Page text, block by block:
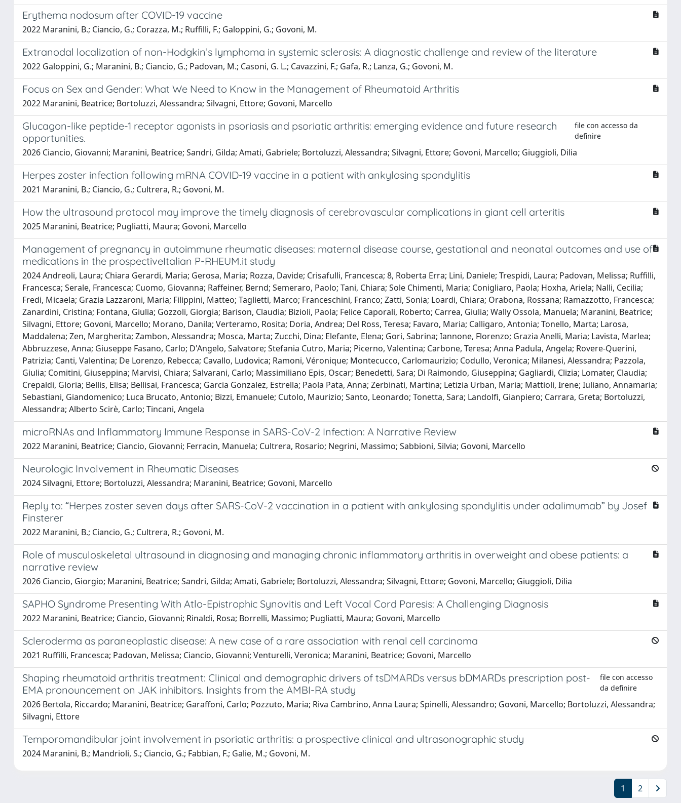
Erythema nodosum after COVID-19 vaccine
2022 Maranini, B.; Ciancio, G.; Corazza, M.; Ruffilli, F.; Galoppini, G.; Govoni, M.
Extranodal localization of non-Hodgkin’s lymphoma in systemic sclerosis: A diagnostic challenge and review of the literature
2022 Galoppini, G.; Maranini, B.; Ciancio, G.; Padovan, M.; Casoni, G. L.; Cavazzini, F.; Gafa, R.; Lanza, G.; Govoni, M.
Focus on Sex and Gender: What We Need to Know in the Management of Rheumatoid Arthritis
2022 Maranini, Beatrice; Bortoluzzi, Alessandra; Silvagni, Ettore; Govoni, Marcello
Glucagon-like peptide-1 receptor agonists in psoriasis and psoriatic arthritis: emerging evidence and future research
opportunities.
file con accesso da
definire
2026 Ciancio, Giovanni; Maranini, Beatrice; Sandri, Gilda; Amati, Gabriele; Bortoluzzi, Alessandra; Silvagni, Ettore; Govoni, Marcello; Giuggioli, Dilia
Herpes zoster infection following mRNA COVID-19 vaccine in a patient with ankylosing spondylitis
2021 Maranini, B.; Ciancio, G.; Cultrera, R.; Govoni, M.
How the ultrasound protocol may improve the timely diagnosis of cerebrovascular complications in giant cell arteritis
2025 Maranini, Beatrice; Pugliatti, Maura; Govoni, Marcello
Management of pregnancy in autoimmune rheumatic diseases: maternal disease course, gestational and neonatal outcomes and use of
medications in the prospectiveItalian P-RHEUM.it study
2024 Andreoli, Laura; Chiara Gerardi, Maria; Gerosa, Maria; Rozza, Davide; Crisafulli, Francesca; 8, Roberta Erra; Lini, Daniele; Trespidi, Laura; Padovan, Melissa; Ruffilli,
Francesca; Serale, Francesca; Cuomo, Giovanna; Raffeiner, Bernd; Semeraro, Paolo; Tani, Chiara; Sole Chimenti, Maria; Conigliaro, Paola; Hoxha, Ariela; Nalli, Cecilia;
Fredi, Micaela; Grazia Lazzaroni, Maria; Filippini, Matteo; Taglietti, Marco; Franceschini, Franco; Zatti, Sonia; Loardi, Chiara; Orabona, Rossana; Ramazzotto, Francesca;
Zanardini, Cristina; Fontana, Giulia; Gozzoli, Giorgia; Barison, Claudia; Bizioli, Paola; Felice Caporali, Roberto; Carrea, Giulia; Wally Ossola, Manuela; Maranini, Beatrice;
Silvagni, Ettore; Govoni, Marcello; Morano, Danila; Verteramo, Rosita; Doria, Andrea; Del Ross, Teresa; Favaro, Maria; Calligaro, Antonia; Tonello, Marta; Larosa,
Maddalena; Zen, Margherita; Zambon, Alessandra; Mosca, Marta; Zucchi, Dina; Elefante, Elena; Gori, Sabrina; Iannone, Florenzo; Grazia Anelli, Maria; Lavista, Marlea;
Abbruzzese, Anna; Giuseppe Fasano, Carlo; D'Angelo, Salvatore; Stefania Cutro, Maria; Picerno, Valentina; Carbone, Teresa; Anna Padula, Angela; Rovere-Querini,
Patrizia; Canti, Valentina; De Lorenzo, Rebecca; Cavallo, Ludovica; Ramoni, Véronique; Montecucco, Carlomaurizio; Codullo, Veronica; Milanesi, Alessandra; Pazzola,
Giulia; Comitini, Giuseppina; Marvisi, Chiara; Salvarani, Carlo; Massimiliano Epis, Oscar; Benedetti, Sara; Di Raimondo, Giuseppina; Gagliardi, Clizia; Lomater, Claudia;
Crepaldi, Gloria; Bellis, Elisa; Bellisai, Francesca; Garcia Gonzalez, Estrella; Paola Pata, Anna; Zerbinati, Martina; Letizia Urban, Maria; Mattioli, Irene; Iuliano, Annamaria;
Sebastiani, Giandomenico; Luca Brucato, Antonio; Bizzi, Emanuele; Cutolo, Maurizio; Santo, Leonardo; Tonetta, Sara; Landolfi, Gianpiero; Carrara, Greta; Bortoluzzi,
Alessandra; Alberto Scirè, Carlo; Tincani, Angela
microRNAs and Inflammatory Immune Response in SARS-CoV-2 Infection: A Narrative Review
2022 Maranini, Beatrice; Ciancio, Giovanni; Ferracin, Manuela; Cultrera, Rosario; Negrini, Massimo; Sabbioni, Silvia; Govoni, Marcello
Neurologic Involvement in Rheumatic Diseases
2024 Silvagni, Ettore; Bortoluzzi, Alessandra; Maranini, Beatrice; Govoni, Marcello
Reply to: “Herpes zoster seven days after SARS-CoV-2 vaccination in a patient with ankylosing spondylitis under adalimumab” by Josef
Finsterer
2022 Maranini, B.; Ciancio, G.; Cultrera, R.; Govoni, M.
Role of musculoskeletal ultrasound in diagnosing and managing chronic inflammatory arthritis in overweight and obese patients: a
narrative review
2026 Ciancio, Giorgio; Maranini, Beatrice; Sandri, Gilda; Amati, Gabriele; Bortoluzzi, Alessandra; Silvagni, Ettore; Govoni, Marcello; Giuggioli, Dilia
SAPHO Syndrome Presenting With Atlo-Epistrophic Synovitis and Left Vocal Cord Paresis: A Challenging Diagnosis
2022 Maranini, Beatrice; Ciancio, Giovanni; Rinaldi, Rosa; Borrelli, Massimo; Pugliatti, Maura; Govoni, Marcello
Scleroderma as paraneoplastic disease: A new case of a rare association with renal cell carcinoma
2021 Ruffilli, Francesca; Padovan, Melissa; Ciancio, Giovanni; Venturelli, Veronica; Maranini, Beatrice; Govoni, Marcello
Shaping rheumatoid arthritis treatment: Clinical and demographic drivers of tsDMARDs versus bDMARDs prescription post-
EMA pronouncement on JAK inhibitors. Insights from the AMBI-RA study
file con accesso
da definire
2026 Bertola, Riccardo; Maranini, Beatrice; Garaffoni, Carlo; Pozzuto, Maria; Riva Cambrino, Anna Laura; Spinelli, Alessandro; Govoni, Marcello; Bortoluzzi, Alessandra;
Silvagni, Ettore
Temporomandibular joint involvement in psoriatic arthritis: a prospective clinical and ultrasonographic study
2024 Maranini, B.; Mandrioli, S.; Ciancio, G.; Fabbian, F.; Galie, M.; Govoni, M.
1 2